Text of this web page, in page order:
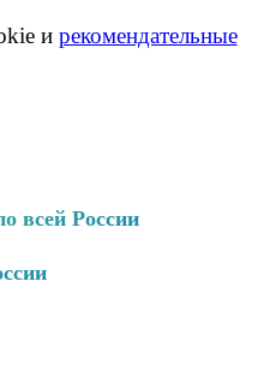
рекомендательные